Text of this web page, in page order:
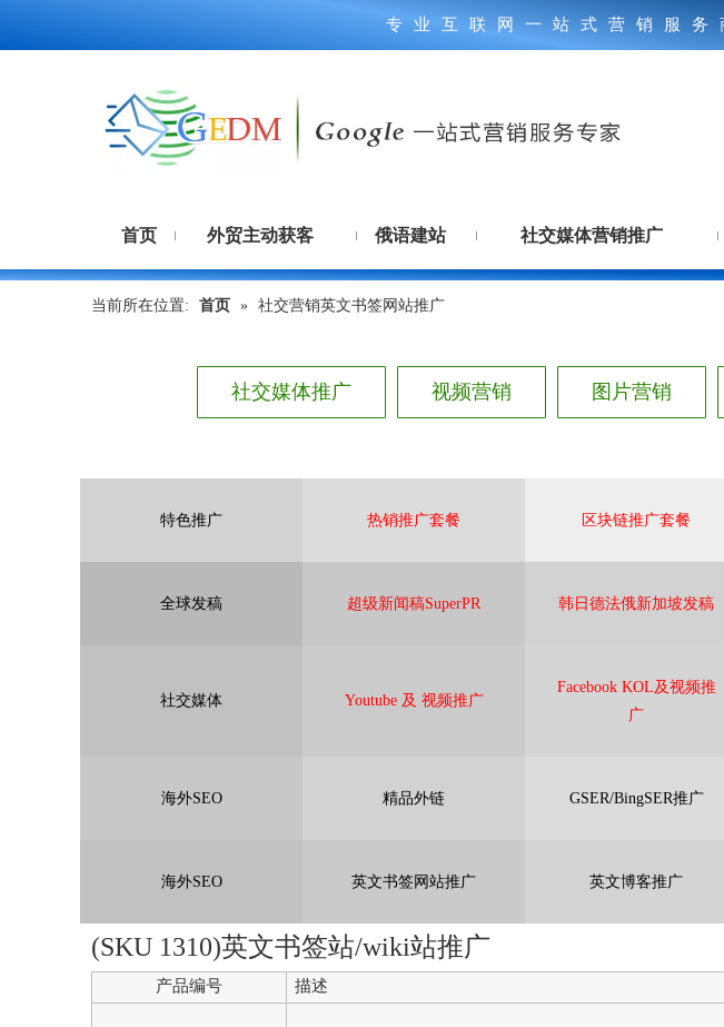
专业互联网一站式营销服
首页 外贸主动获客 俄语建站 社交媒体营销推广
当前所在位置: 首页 » 社交营销英文书签网站推广
社交媒体推广 视频营销 图片营销
特色推广 热销推广套餐 区块链推广套餐
全球发稿 超级新闻稿SuperPR 韩日德法俄新加坡发稿
社交媒体 Youtube 及 视频推广
Facebook KOL及视频推
广
海外SEO 精品外链 GSER/BingSER推广
海外SEO 英文书签网站推广 英文博客推广
(SKU 1310)英文书签站/wiki站推广
产品编号 描述